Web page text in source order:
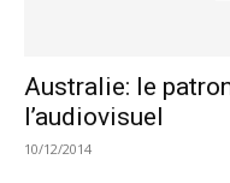
Australie: le
l’audiovisuel
10/12/2014